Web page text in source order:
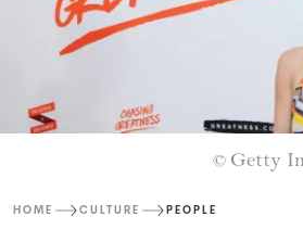
© Getty
HOME CULTURE PEOPLE